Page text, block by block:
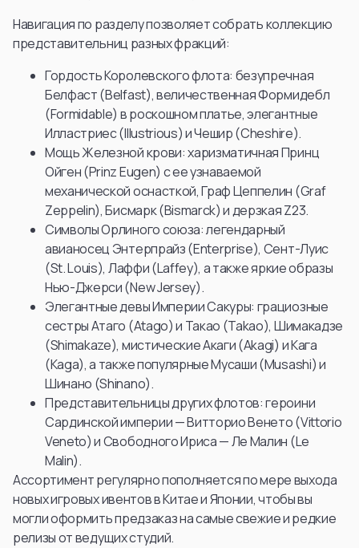
Навигация по разделу позволяет собрать коллекцию
представительниц разных фракций:
Гордость Королевского флота: безупречная
Белфаст (Belfast), величественная Формидебл
(Formidable) в роскошном платье, элегантные
Илластриес (Illustrious) и Чешир (Cheshire).
Мощь Железной крови: харизматичная Принц
Ойген (Prinz Eugen) с ее узнаваемой
механической оснасткой, Граф Цеппелин (Graf
Zeppelin), Бисмарк (Bismarck) и дерзкая Z23.
Символы Орлиного союза: легендарный
авианосец Энтерпрайз (Enterprise), Сент-Луис
(St. Louis), Лаффи (Laffey), а также яркие образы
Нью-Джерси (New Jersey).
Элегантные девы Империи Сакуры: грациозные
сестры Атаго (Atago) и Такао (Takao), Шимакадзе
(Shimakaze), мистические Акаги (Akagi) и Кага
(Kaga), а также популярные Мусаши (Musashi) и
Шинано (Shinano).
Представительницы других флотов: героини
Сардинской империи — Витторио Венето (Vittorio
Veneto) и Свободного Ириса — Ле Малин (Le
Malin).
Ассортимент регулярно пополняется по мере выхода
новых игровых ивентов в Китае и Японии, чтобы вы
могли оформить предзаказ на самые свежие и редкие
релизы от ведущих студий.